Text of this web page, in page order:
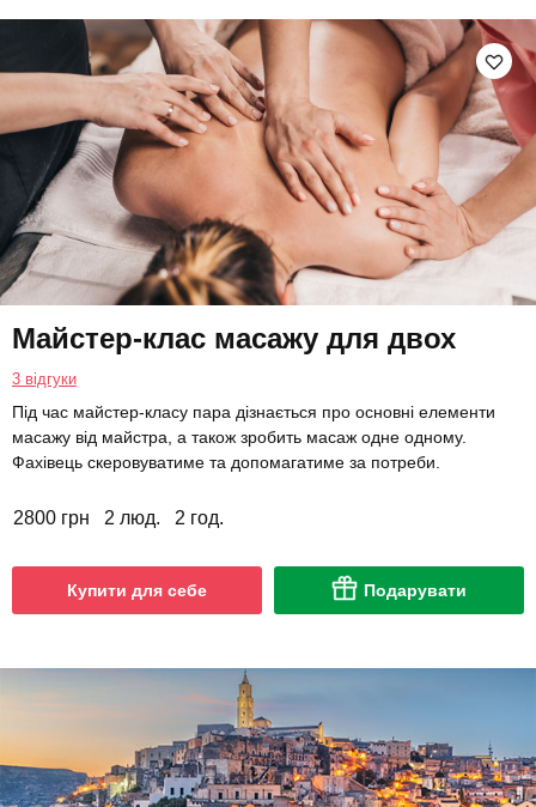
Майстер-клас масажу для двох
3 відгуки
Під час майстер-класу пара дізнається про основні елементи
масажу від майстра, а також зробить масаж одне одному.
Фахівець скеровуватиме та допомагатиме за потреби.
2800 грн 2 люд. 2 год.
Купити для себе Подарувати